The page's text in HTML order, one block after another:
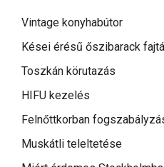
Vintage konyhabútor
Kései érésű őszibarack
Toszkán körutazás
HIFU kezelés
Felnőttkorban
Muskátli teleltetése